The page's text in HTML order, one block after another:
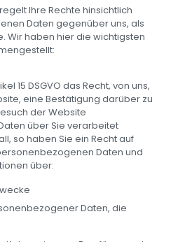
regelt Ihre Rechte hinsichtlich
Daten gegenüber uns, als
Wir haben hier die wichtigsten
15 DSGVO das Recht, von uns,
eine Bestätigung darüber zu
der Website
über Sie verarbeitet
so haben Sie ein Recht auf
Daten und
über:
Daten, die